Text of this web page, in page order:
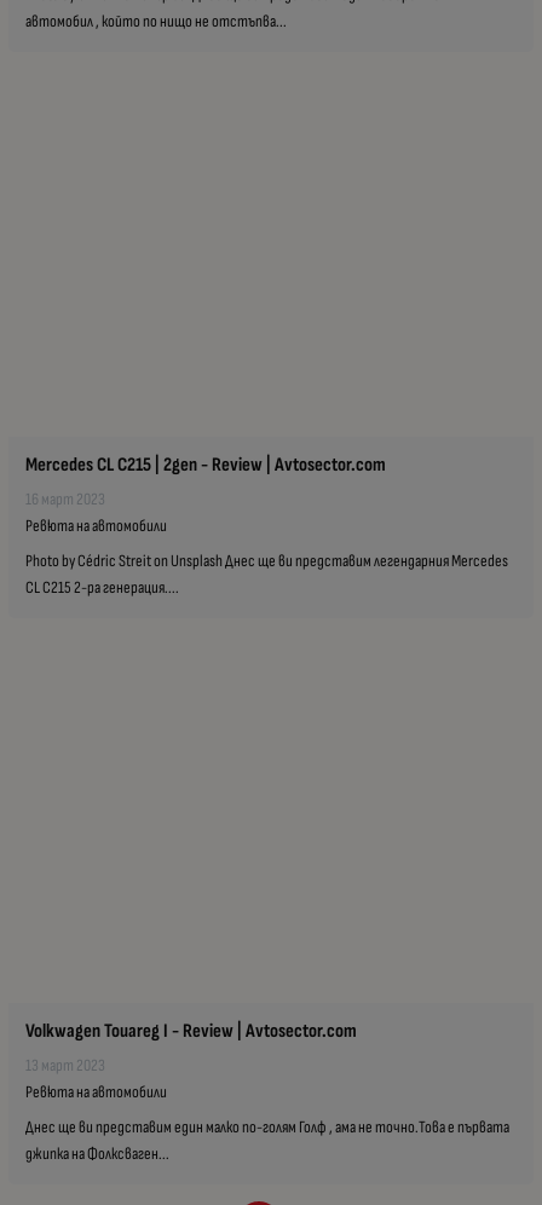
автомобил , който по нищо не отстъпва...
Mercedes CL C215 | 2gen - Review | Avtosector.com
16 март 2023
Ревюта на автомобили
Photo by Cédric Streit on Unsplash Днес ще ви представим легендарния Mercedes
CL C215 2-ра генерация....
Volkwagen Touareg I - Review | Avtosector.com
13 март 2023
Ревюта на автомобили
Днес ще ви представим един малко по-голям Голф , ама не точно.Това е първата
джипка на Фолксваген...